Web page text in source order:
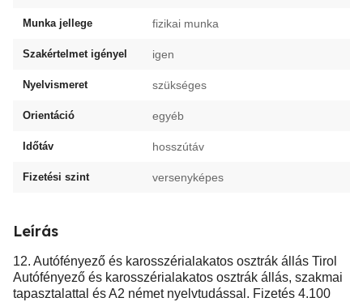
Munka jellege fizikai munka
Szakértelmet igényel igen
Nyelvismeret szükséges
Orientáció egyéb
Időtáv hosszútáv
Fizetési szint versenyképes
Leírás
12. Autófényező és karosszérialakatos osztrák állás Tirol
Autófényező és karosszérialakatos osztrák állás, szakmai
tapasztalattal és A2 német nyelvtudással. Fizetés 4.100